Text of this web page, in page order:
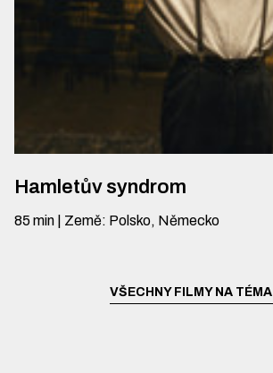
Hamletův syndrom
85 min Země: Polsko, Německo
VŠECHNY FILMY NA TÉMA